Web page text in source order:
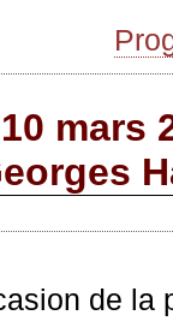
mars
de